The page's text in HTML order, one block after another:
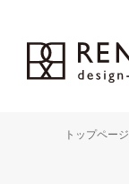
トップページ